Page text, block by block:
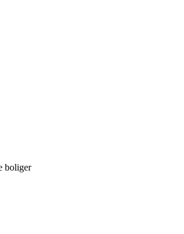
boliger